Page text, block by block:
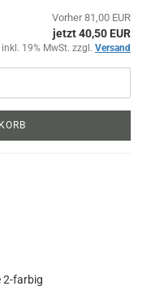
Vorher 81,00 EUR
jetzt 40,50 EUR
inkl. 19% MwSt. zzgl. Versand
2-farbig